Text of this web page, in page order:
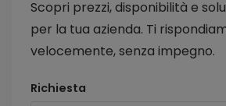
Scopri prezzi, disponibilità e
per la tua azienda. Ti
velocemente, senza impegno.
Richiesta